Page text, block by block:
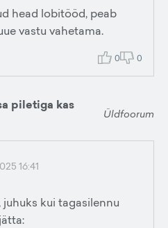
head lobitööd, peab
vastu vahetama.
0 0
piletiga kas
Üldfoorum
16:41
kui tagasilennu